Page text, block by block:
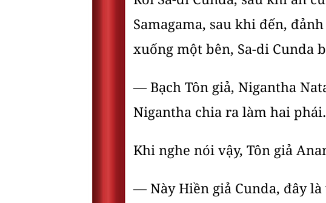
Samagama, sau khi đến,
xuống một bên, Sa-di Cunda
— Bạch Tôn giả, Nigantha
Nigantha chia ra làm hai
Khi nghe nói vậy, Tôn giả
— Này Hiền giả Cunda, đây